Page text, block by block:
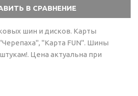
шин и дисков. Карты
"Карта FUN". Шины
Цена актуальна при